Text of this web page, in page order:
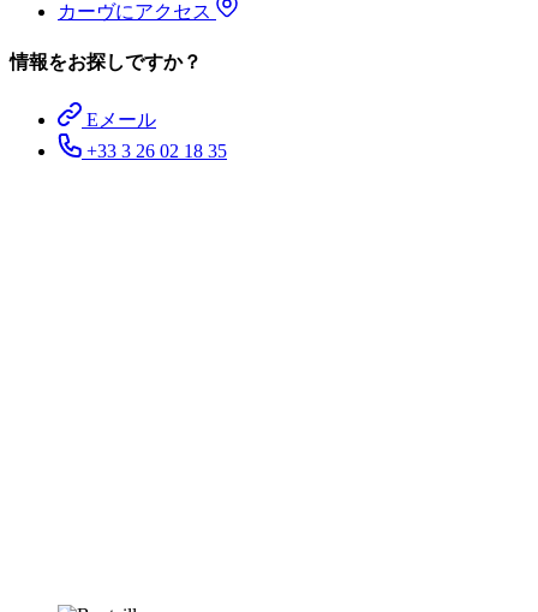
カーヴにアクセス
情報をお探しですか？
Eメール
+33 3 26 02 18 35